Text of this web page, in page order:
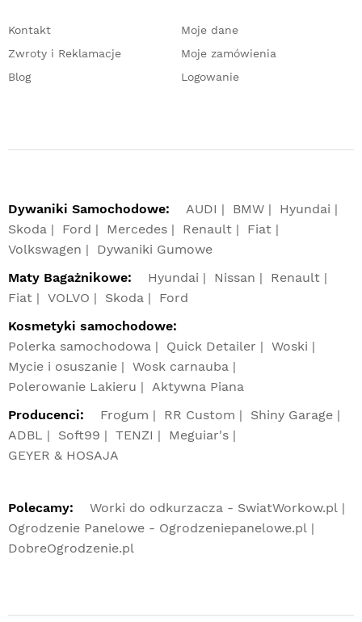
Kontakt
Zwroty i Reklamacje
Blog
Moje dane
Moje zamówienia
Logowanie
Dywaniki Samochodowe: AUDI BMW
Hyundai
Skoda
Ford Mercedes Renault
Fiat
Volkswagen
Dywaniki Gumowe
Maty Bagażnikowe:
Hyundai Nissan
Renault
Fiat
VOLVO Skoda
Ford
Kosmetyki samochodowe:
Polerka samochodowa
Quick Detailer
Woski
Mycie i osuszanie
Wosk carnauba
Polerowanie Lakieru
Aktywna Piana
Producenci:
Frogum RR Custom
Shiny Garage
ADBL
Soft99 TENZI
Meguiar's
GEYER & HOSAJA
Polecamy:
Worki do odkurzacza - SwiatWorkow.pl
Ogrodzenie Panelowe - Ogrodzeniepanelowe.pl
DobreOgrodzenie.pl